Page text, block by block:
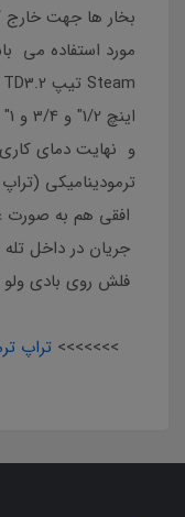
افقی هم به
جریان در داخل
فلش روی بادی
>>>>>>> تراپ